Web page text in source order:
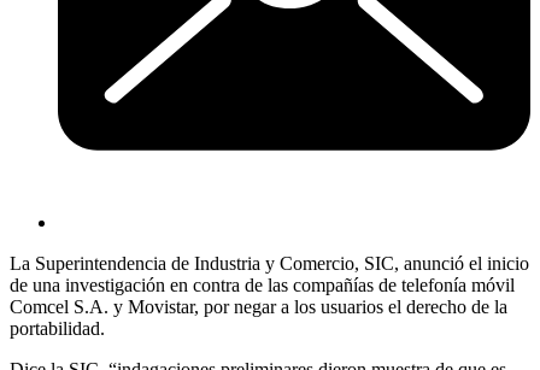
La Superintendencia de Industria y Comercio, SIC, anunció el inicio
de una investigación en contra de las compañías de telefonía móvil
Comcel S.A. y Movistar, por negar a los usuarios el derecho de la
portabilidad.